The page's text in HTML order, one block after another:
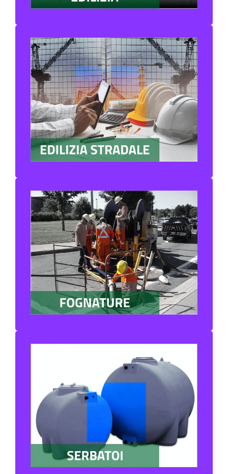
TUBI PVC / PE / PP
TUBI BASSA E ALTA DENSITA’
TUBI CORRUGATI
CHIUSINI – CADITOIE
CANALI E GRIGLIE
POZZETTI
ACQUEDOTTISTICA
TUBI PVC FOGNATURE
TUBI GRANDI DIAMETRI
TUBI GHISA PLUVIALI E FECALI
TUBI CORRUGATI
POZZETTI E VALVOLE
SERBATOI PRIMA RACCOLTA
IMPIANTO RECUPERO ACQUA
IMPIANTI DEPURAZIONI REFLUI CIVILI
IMPIANTI DEPURAZIONE REFLUI
COMMERCIALI